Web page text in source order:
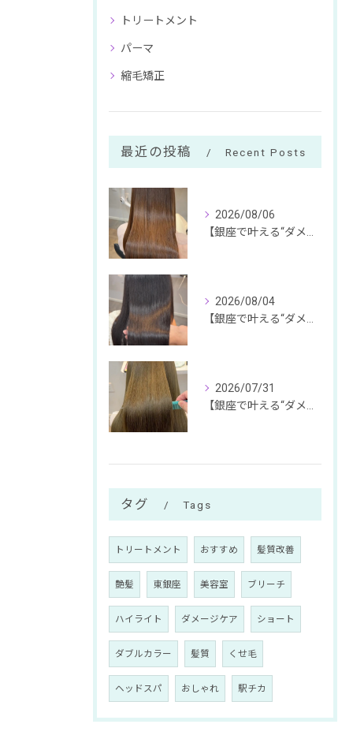
トリートメント
パーマ
縮毛矯正
最近の投稿 Recent Posts
2026/08/06
2026/08/04
2026/07/31
タグ Tags
トリートメント おすすめ 髪質改善
艶髪 東銀座 美容室 ブリーチ
ハイライト ダメージケア ショート
ダブルカラー 髪質 くせ毛
ヘッドスパ おしゃれ 駅チカ